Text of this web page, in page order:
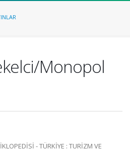
Monopol
- TÜRKİYE : TURİZM VE